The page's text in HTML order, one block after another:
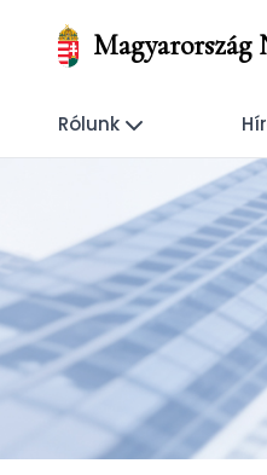
Magyarország
Rólunk